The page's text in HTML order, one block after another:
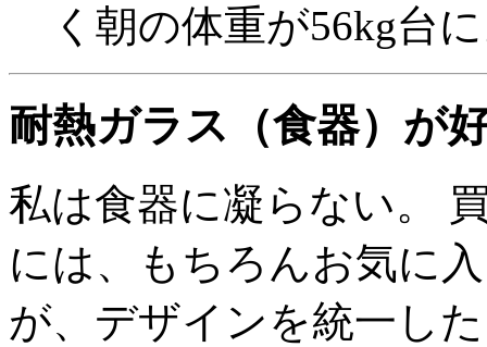
く朝の体重が56kg台
耐熱ガラス（食器）が
私は食器に凝らない。
には、もちろんお気に
が、デザインを統一し